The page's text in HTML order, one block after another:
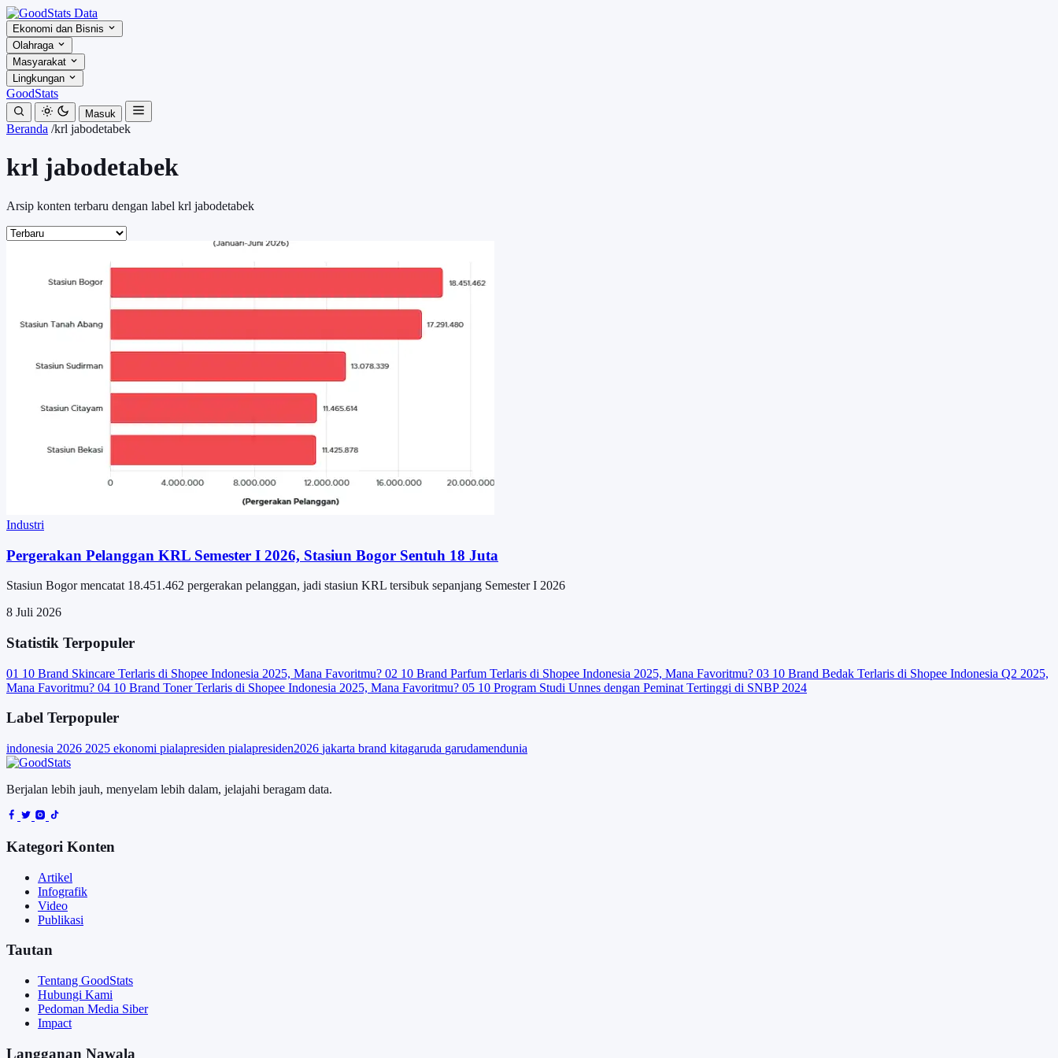
Ekonomi dan Bisnis
Olahraga
Masyarakat
Lingkungan
GoodStats
Masuk
Beranda /krl jabodetabek
krl jabodetabek
Arsip konten terbaru dengan label krl jabodetabek
Industri
Pergerakan Pelanggan KRL Semester I 2026, Stasiun Bogor Sentuh 18 Juta
Stasiun Bogor mencatat 18.451.462 pergerakan pelanggan, jadi stasiun KRL tersibuk sepanjang Semester I 2026
8 Juli 2026
Statistik Terpopuler
01 10 Brand Skincare Terlaris di Shopee Indonesia 2025, Mana Favoritmu? 02 10 Brand Parfum Terlaris di Shopee Indonesia 2025, Mana Favoritmu? 03 10 Brand Bedak Terlaris di Shopee Indonesia Q2 2025,
Mana Favoritmu? 04 10 Brand Toner Terlaris di Shopee Indonesia 2025, Mana Favoritmu? 05 10 Program Studi Unnes dengan Peminat Tertinggi di SNBP 2024
Label Terpopuler
indonesia 2026 2025 ekonomi pialapresiden pialapresiden2026 jakarta brand kitagaruda garudamendunia
Berjalan lebih jauh, menyelam lebih dalam, jelajahi beragam data.
Kategori Konten
Artikel
Infografik
Video
Publikasi
Tautan
Tentang GoodStats
Hubungi Kami
Pedoman Media Siber
Impact
Langganan Nawala